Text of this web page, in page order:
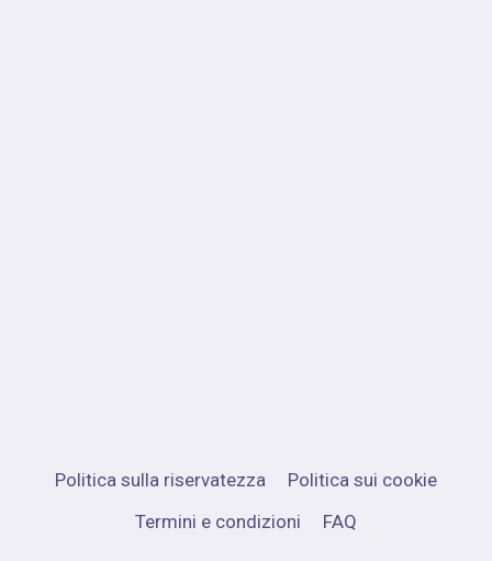
Politica sulla riservatezza
Politica sui cookie
Termini e condizioni
FAQ